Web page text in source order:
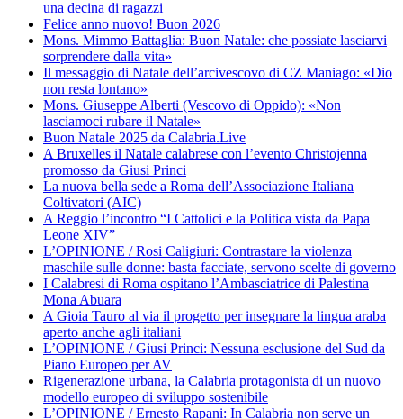
una decina di ragazzi
Felice anno nuovo! Buon 2026
Mons. Mimmo Battaglia: Buon Natale: che possiate lasciarvi
sorprendere dalla vita»
Il messaggio di Natale dell’arcivescovo di CZ Maniago: «Dio
non resta lontano»
Mons. Giuseppe Alberti (Vescovo di Oppido): «Non
lasciamoci rubare il Natale»
Buon Natale 2025 da Calabria.Live
A Bruxelles il Natale calabrese con l’evento Christojenna
promosso da Giusi Princi
La nuova bella sede a Roma dell’Associazione Italiana
Coltivatori (AIC)
A Reggio l’incontro “I Cattolici e la Politica vista da Papa
Leone XIV”
L’OPINIONE / Rosi Caligiuri: Contrastare la violenza
maschile sulle donne: basta facciate, servono scelte di governo
I Calabresi di Roma ospitano l’Ambasciatrice di Palestina
Mona Abuara
A Gioia Tauro al via il progetto per insegnare la lingua araba
aperto anche agli italiani
L’OPINIONE / Giusi Princi: Nessuna esclusione del Sud da
Piano Europeo per AV
Rigenerazione urbana, la Calabria protagonista di un nuovo
modello europeo di sviluppo sostenibile
L’OPINIONE / Ernesto Rapani: In Calabria non serve un